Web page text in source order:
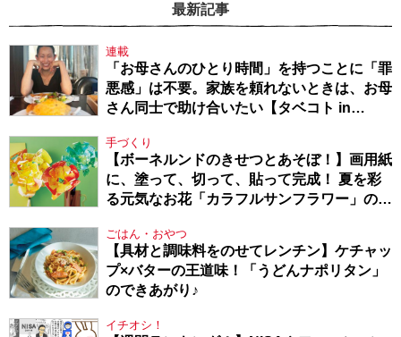
最新記事
連載
「お母さんのひとり時間」を持つことに「罪
悪感」は不要。家族を頼れないときは、お母
さん同士で助け合いたい【タベコト in
手づくり
【ボーネルンドのきせつとあそぼ！】画用紙
に、塗って、切って、貼って完成！ 夏を彩
る元気なお花「カラフルサンフラワー」の作
ごはん・おやつ
【具材と調味料をのせてレンチン】ケチャッ
プ×バターの王道味！「うどんナポリタン」
のできあがり♪
イチオシ！